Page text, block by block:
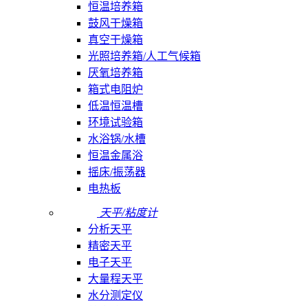
恒温培养箱
鼓风干燥箱
真空干燥箱
光照培养箱/人工气候箱
厌氧培养箱
箱式电阻炉
低温恒温槽
环境试验箱
水浴锅/水槽
恒温金属浴
摇床/振荡器
电热板
天平/粘度计
分析天平
精密天平
电子天平
大量程天平
水分测定仪